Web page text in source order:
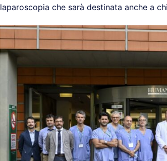
laparoscopia che sarà destinata anche a